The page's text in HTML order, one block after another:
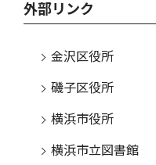
外部リンク
金沢区役所
磯子区役所
横浜市役所
横浜市立図書館